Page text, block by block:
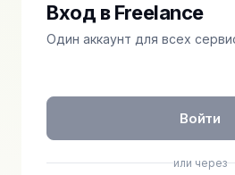
Вход в Freelance
Один аккаунт для всех
Войти
или через